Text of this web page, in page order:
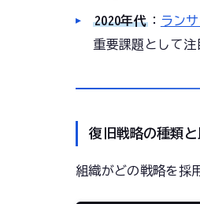
2020年代： ラン
重要課題として注
復旧戦略の種類と
組織がどの戦略を採